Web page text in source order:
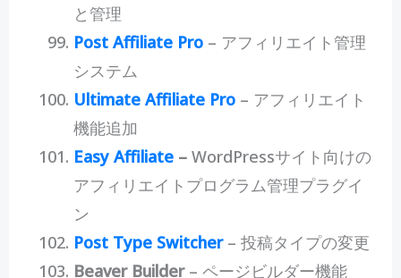
と管理
Post Affiliate Pro– アフィリエイト管理
システム
Ultimate Affiliate Pro– アフィリエイト
機能追加
Easy Affiliate– WordPressサイト向けの
アフィリエイトプログラム管理プラグイ
ン
Post Type Switcher – 投稿タイプの変更
Beaver Builder– ページビルダー機能